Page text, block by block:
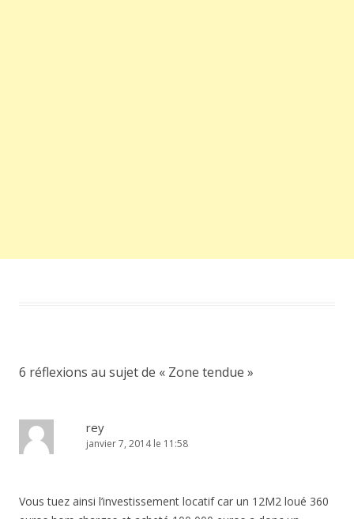
6 réflexions au sujet de « Zone tendue »
rey
janvier 7, 2014 le 11:58
Vous tuez ainsi l’investissement locatif car un 12M2 loué 360